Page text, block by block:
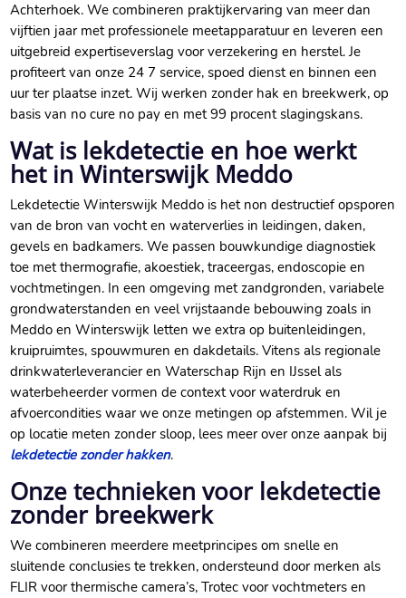
Achterhoek.​ We combineren praktijkervaring van meer dan
vijftien jaar met professionele meetapparatuur en leveren een
uitgebreid expertiseverslag voor verzekering en herstel.​ Je
profiteert van onze 24 7 service, spoed dienst en binnen een
uur ter plaatse inzet.​ Wij werken zonder hak en breekwerk, op
basis van no cure no pay en met 99 procent slagingskans.​
Wat is lekdetectie en hoe werkt
het in Winterswijk Meddo
Lekdetectie Winterswijk Meddo is het non destructief opsporen
van de bron van vocht en waterverlies in leidingen, daken,
gevels en badkamers.​ We passen bouwkundige diagnostiek
toe met thermografie, akoestiek, traceergas, endoscopie en
vochtmetingen.​ In een omgeving met zandgronden, variabele
grondwaterstanden en veel vrijstaande bebouwing zoals in
Meddo en Winterswijk letten we extra op buitenleidingen,
kruipruimtes, spouwmuren en dakdetails.​ Vitens als regionale
drinkwaterleverancier en Waterschap Rijn en IJssel als
waterbeheerder vormen de context voor waterdruk en
afvoercondities waar we onze metingen op afstemmen.​ Wil je
op locatie meten zonder sloop, lees meer over onze aanpak bij
lekdetectie zonder hakken.​
Onze technieken voor lekdetectie
zonder breekwerk
We combineren meerdere meetprincipes om snelle en
sluitende conclusies te trekken, ondersteund door merken als
FLIR voor thermische camera’s, Trotec voor vochtmeters en